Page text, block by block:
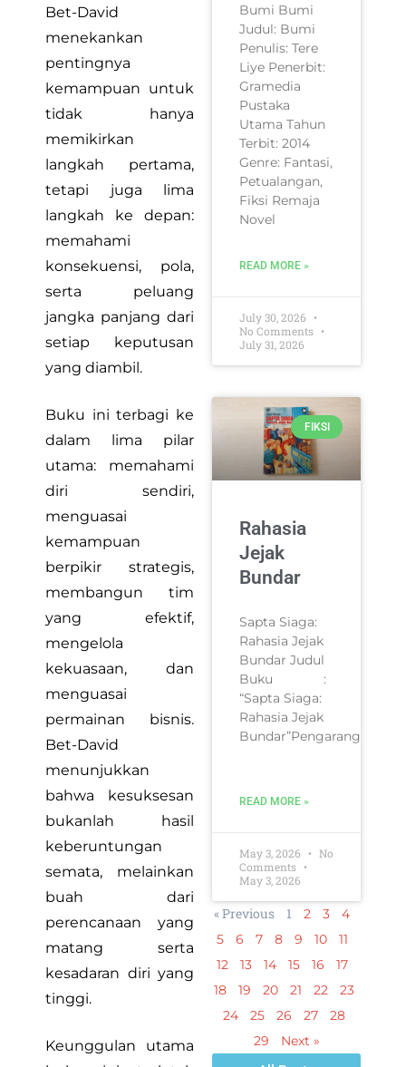
Bet-David
menekankan
pentingnya
kemampuan untuk
tidak hanya
memikirkan
langkah pertama,
tetapi juga lima
langkah ke depan:
memahami
konsekuensi, pola,
serta peluang
jangka panjang dari
setiap keputusan
yang diambil.
Buku ini terbagi ke
dalam lima pilar
utama: memahami
diri sendiri,
menguasai
kemampuan
berpikir strategis,
membangun tim
yang efektif,
mengelola
kekuasaan, dan
menguasai
permainan bisnis.
Bet-David
menunjukkan
bahwa kesuksesan
bukanlah hasil
keberuntungan
semata, melainkan
buah dari
perencanaan yang
matang serta
kesadaran diri yang
tinggi.
Keunggulan utama
Bumi Bumi
Judul: Bumi
Penulis: Tere
Liye Penerbit:
Gramedia
Pustaka
Utama Tahun
Terbit: 2014
Genre: Fantasi,
Petualangan,
Fiksi Remaja
Novel
READ MORE »
July 30, 2026
No Comments
July 31, 2026
FIKSI
Rahasia
Jejak
Bundar
Sapta Siaga:
Rahasia Jejak
Bundar Judul
Buku :
“Sapta Siaga:
Rahasia Jejak
Bundar”Pengarang
READ MORE »
May 3, 2026
No
Comments
May 3, 2026
« Previous 1 2 3
4
5
6 7 8 9 10
11
12
13 14 15 16
17
18
19 20 21 22
23
24
25 26 27
28
29
Next »